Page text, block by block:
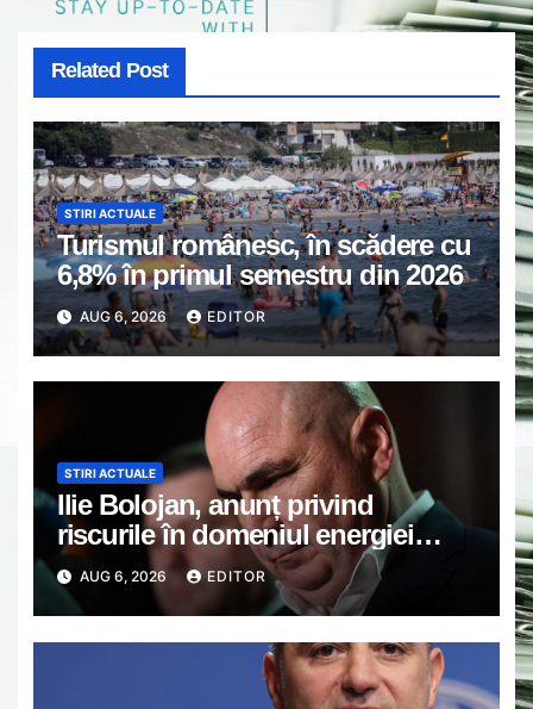
Related Post
STIRI ACTUALE
Turismul românesc, în scădere cu
6,8% în primul semestru din 2026
AUG 6, 2026 EDITOR
STIRI ACTUALE
Ilie Bolojan, anunț privind
riscurile în domeniul energiei
electrice. Ce a decis Guvernul
AUG 6, 2026 EDITOR